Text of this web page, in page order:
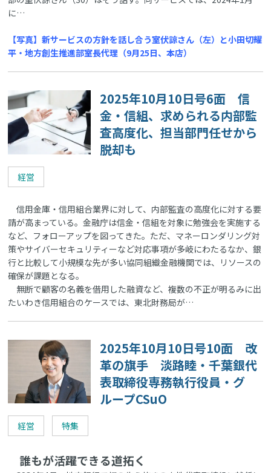
に…
【写真】新サービスの方針を話し合う室伏諒さん（左）と小田切耀
平・地方創生推進部室長代理（9月25日、本店）
2025年10月10日号6面 信
金・信組、求められる内部監
査高度化、担当部門任せから
脱却も
経営
信用金庫・信用組合業界に対して、内部監査の高度化に対する要
請が高まっている。金融庁は信金・信組を対象に勉強会を実施する
など、フォローアップを図ってきた。ただ、マネーロンダリング対
策やサイバーセキュリティーなど対応事項が多岐にわたるなか、銀
行と比較して小規模な先が多い協同組織金融機関では、リソースの
確保が課題となる。
無断で顧客の名義を借用した融資など、複数の不正が明るみに出
たいわき信用組合のケースでは、東北財務局が…
2025年10月10日号10面 改
革の旗手 淡路睦・千葉銀代
表取締役専務執行役員・グ
ループCSuO
経営 特集
誰もが活躍できる道拓く